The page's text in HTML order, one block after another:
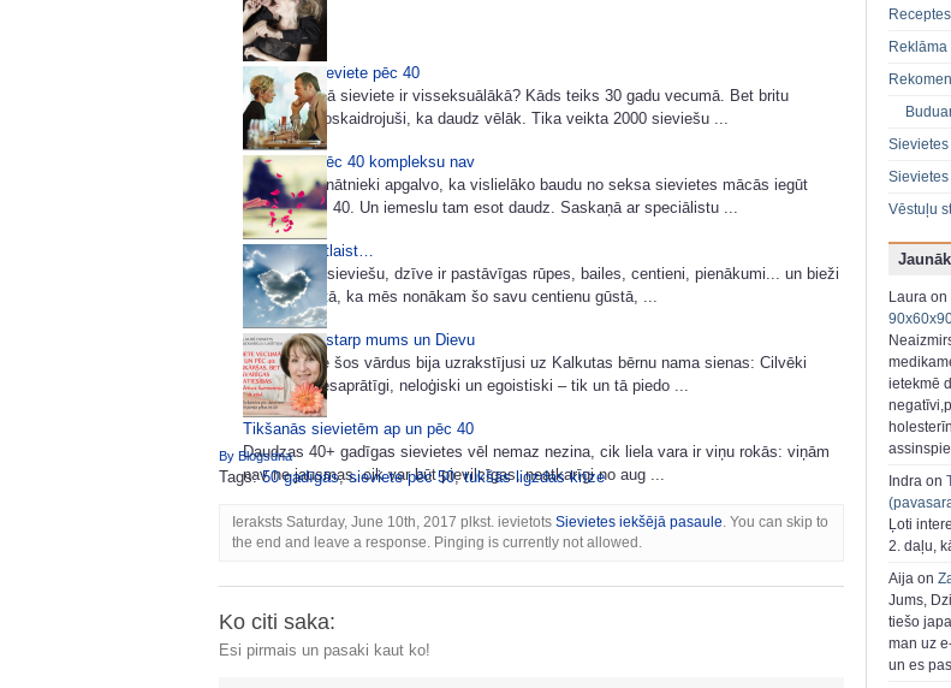
Sekss un sieviete pēc 40
Kurā vecumā sieviete ir visseksuālākā? Kāds teiks 30 gadu vecumā. Bet britu
pētnieki ir noskaidrojuši, ka daudz vēlāk. Tika veikta 2000 sieviešu ...
Sievietēm pēc 40 kompleksu nav
Amerikas zinātnieki apgalvo, ka vislielāko baudu no seksa sievietes mācās iegūt
vecumā pēc 40. Un iemeslu tam esot daudz. Saskaņā ar speciālistu ...
Par to, kā atlaist…
Visa mūsu, sieviešu, dzīve ir pastāvīgas rūpes, bailes, centieni, pienākumi... un bieži
vien sanāk tā, ka mēs nonākam šo savu centienu gūstā, ...
Viss notiek starp mums un Dievu
Māte Terēze šos vārdus bija uzrakstījusi uz Kalkutas bērnu nama sienas: Cilvēki
mēdz būt nesaprātīgi, neloģiski un egoistiski – tik un tā piedo ...
Tikšanās sievietēm ap un pēc 40
Daudzas 40+ gadīgas sievietes vēl nemaz nezina, cik liela vara ir viņu rokās: viņām
nav ne jausmas, cik var būt pievilcīgas, neatkarīgi no aug ...
By Blogsdna
Tags:50 gadīgās,sieviete pēc 50,tukšās ligzdas krīze
Ieraksts Saturday, June 10th, 2017 plkst. ievietots Sievietes iekšējā pasaule . You can skip to
the end and leave a response. Pinging is currently not allowed.
Ko citi saka:
Esi pirmais un pasaki kaut ko!
Receptes
Reklāma
Vēstuļu
Laura on
ietekmē
Indra on
Ļoti
2. daļu,
Aija on
Jums,
tiešo
man uz
un es